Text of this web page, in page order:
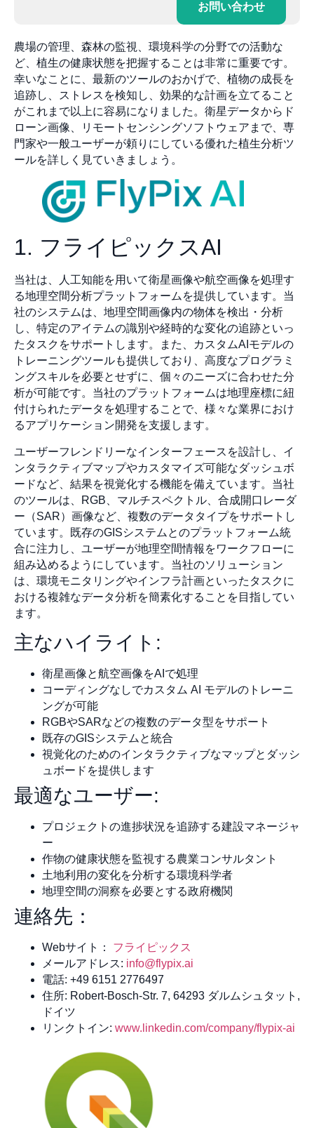
お問い合わせ
農場の管理、森林の監視、環境科学の分野での活動な
ど、植生の健康状態を把握することは非常に重要です。
幸いなことに、最新のツールのおかげで、植物の成長を
追跡し、ストレスを検知し、効果的な計画を立てること
がこれまで以上に容易になりました。衛星データからド
ローン画像、リモートセンシングソフトウェアまで、専
門家や一般ユーザーが頼りにしている優れた植生分析ツ
ールを詳しく見ていきましょう。
1. フライピックスAI
当社は、人工知能を用いて衛星画像や航空画像を処理す
る地理空間分析プラットフォームを提供しています。当
社のシステムは、地理空間画像内の物体を検出・分析
し、特定のアイテムの識別や経時的な変化の追跡といっ
たタスクをサポートします。また、カスタムAIモデルの
トレーニングツールも提供しており、高度なプログラミ
ングスキルを必要とせずに、個々のニーズに合わせた分
析が可能です。当社のプラットフォームは地理座標に紐
付けられたデータを処理することで、様々な業界におけ
るアプリケーション開発を支援します。
ユーザーフレンドリーなインターフェースを設計し、イ
ンタラクティブマップやカスタマイズ可能なダッシュボ
ードなど、結果を視覚化する機能を備えています。当社
のツールは、RGB、マルチスペクトル、合成開口レーダ
ー（SAR）画像など、複数のデータタイプをサポートし
ています。既存のGISシステムとのプラットフォーム統
合に注力し、ユーザーが地理空間情報をワークフローに
組み込めるようにしています。当社のソリューション
は、環境モニタリングやインフラ計画といったタスクに
おける複雑なデータ分析を簡素化することを目指してい
ます。
主なハイライト:
衛星画像と航空画像をAIで処理
コーディングなしでカスタム AI モデルのトレーニ
ングが可能
RGBやSARなどの複数のデータ型をサポート
既存のGISシステムと統合
視覚化のためのインタラクティブなマップとダッシ
ュボードを提供します
最適なユーザー:
プロジェクトの進捗状況を追跡する建設マネージャ
ー
作物の健康状態を監視する農業コンサルタント
土地利用の変化を分析する環境科学者
地理空間の洞察を必要とする政府機関
連絡先：
Webサイト： フライピックス
メールアドレス: info@flypix.ai
電話: +49 6151 2776497
住所: Robert-Bosch-Str. 7, 64293 ダルムシュタット,
ドイツ
リンクトイン: www.linkedin.com/company/flypix-ai